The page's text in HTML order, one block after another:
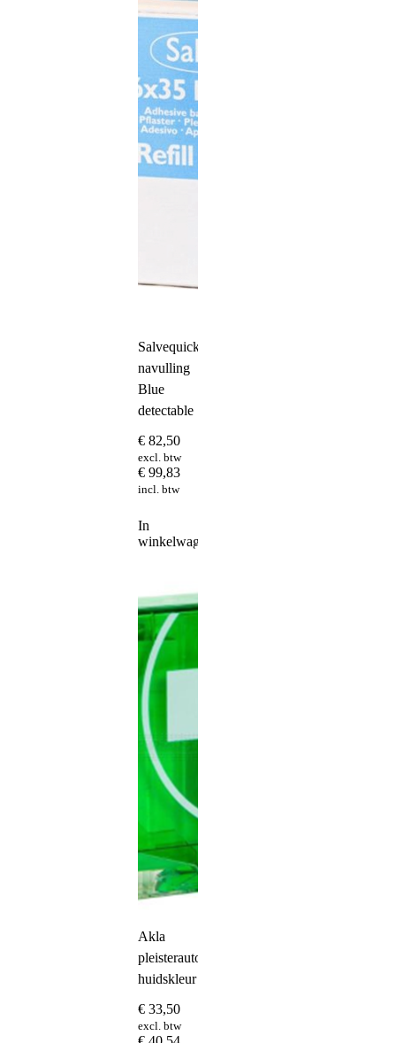
Salvequick
navulling
Blue
detectable
€ 82,50
excl. btw
€ 99,83
incl. btw
In
winkelwagen
Akla
pleisterautomaat
huidskleur
€ 33,50
excl. btw